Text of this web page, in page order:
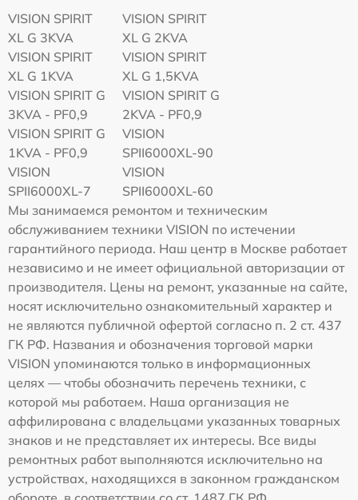
VISION SPIRIT
XL G 3KVA
VISION SPIRIT
XL G 2KVA
VISION SPIRIT
XL G 1KVA
VISION SPIRIT
XL G 1,5KVA
VISION SPIRIT G
3KVA - PF0,9
VISION SPIRIT G
2KVA - PF0,9
VISION SPIRIT G
1KVA - PF0,9
VISION
SPII6000XL-90
VISION
SPII6000XL-7
VISION
SPII6000XL-60
Мы занимаемся ремонтом и техническим
обслуживанием техники VISION по истечении
гарантийного периода. Наш центр в Москве работает
независимо и не имеет официальной авторизации от
производителя. Цены на ремонт, указанные на сайте,
носят исключительно ознакомительный характер и
не являются публичной офертой согласно п. 2 ст. 437
ГК РФ. Названия и обозначения торговой марки
VISION упоминаются только в информационных
целях — чтобы обозначить перечень техники, с
которой мы работаем. Наша организация не
аффилирована с владельцами указанных товарных
знаков и не представляет их интересы. Все виды
ремонтных работ выполняются исключительно на
устройствах, находящихся в законном гражданском